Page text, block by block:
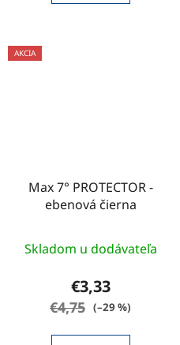
AKCIA
Max 7° PROTECTOR -
ebenová čierna
Skladom u dodávateľa
€3,33
€4,75 (–29 %)